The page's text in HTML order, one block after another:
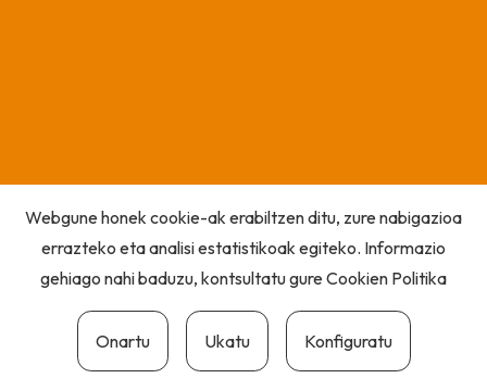
Webgune honek cookie-ak erabiltzen ditu, zure nabigazioa
errazteko eta analisi estatistikoak egiteko. Informazio
gehiago nahi baduzu, kontsultatu gureCookien Politika
Onartu Ukatu Konfiguratu